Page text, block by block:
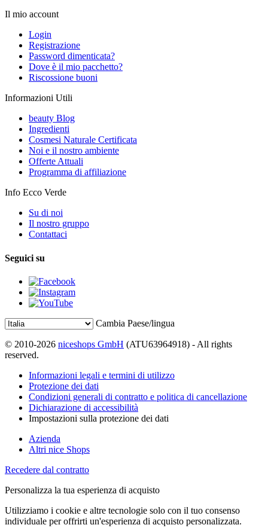
Il mio account
Login
Registrazione
Password dimenticata?
Dove è il mio pacchetto?
Riscossione buoni
Informazioni Utili
beauty Blog
Ingredienti
Cosmesi Naturale Certificata
Noi e il nostro ambiente
Offerte Attuali
Programma di affiliazione
Info Ecco Verde
Su di noi
Il nostro gruppo
Contattaci
Seguici su
Cambia Paese/lingua
© 2010-2026 niceshops GmbH (ATU63964918) - All rights
reserved.
Informazioni legali e termini di utilizzo
Protezione dei dati
Condizioni generali di contratto e politica di cancellazione
Dichiarazione di accessibilità
Impostazioni sulla protezione dei dati
Azienda
Altri nice Shops
Recedere dal contratto
Personalizza la tua esperienza di acquisto
Utilizziamo i cookie e altre tecnologie solo con il tuo consenso
individuale per offrirti un'esperienza di acquisto personalizzata.